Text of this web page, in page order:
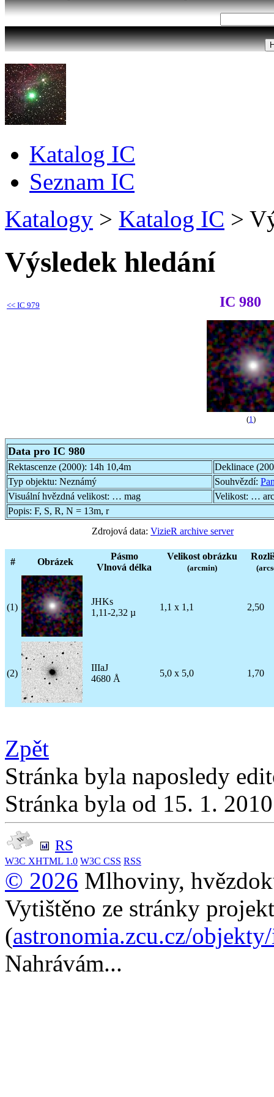
Katalog IC
Seznam IC
Katalogy > Katalog IC >
Výsledek hledání
<< IC 979 IC 980
(1 )
Data pro IC 980
Rektascenze (2000): 14h 10,4m
Deklinace
Typ objektu: Neznámý Souhvězdí:
Visuální hvězdná velikost: … mag Velikost: …
Popis: F, S, R, N = 13m, r
Zdrojová data: VizieR archive server
# Obrázek
Pásmo
Vlnová délka
Velikost obrázku
(arcmin)
(1)
JHKs
1,11-2,32 µ
1,1 x 1,1 2,50
(2)
IIIaJ
4680 Å
5,0 x 5,0 1,70
Zpět
Stránka byla naposledy
Stránka byla od 15. 1.
RS
W3C XHTML 1.0 W3C CSS RSS
© 2026 Mlhoviny,
Vytištěno ze stránky
(astronomia.zcu.cz/
Nahrávám...